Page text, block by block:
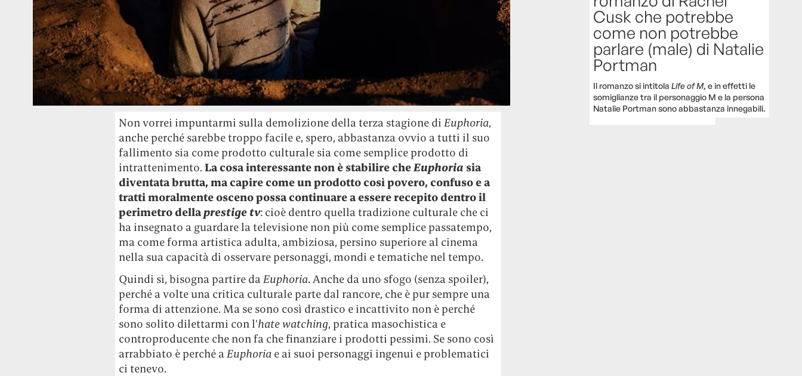
Non vorrei impuntarmi sulla demolizione della terza stagione diEuphoria,
anche perché sarebbe troppo facile e, spero, abbastanza ovvio a tutti il suo
fallimento sia come prodotto culturale sia come semplice prodotto di
intrattenimento.La cosa interessante non è stabilire cheEuphoria sia
diventata brutta, ma capire come un prodotto così povero, confuso e a
tratti moralmente osceno possa continuare a essere recepito dentro il
perimetro dellaprestige tv: cioè dentro quella tradizione culturale che ci
ha insegnato a guardare la televisione non più come semplice passatempo,
ma come forma artistica adulta, ambiziosa, persino superiore al cinema
nella sua capacità di osservare personaggi, mondi e tematiche nel tempo.
Quindi sì, bisogna partire daEuphoria. Anche da uno sfogo (senza spoiler),
perché a volte una critica culturale parte dal rancore, che è pur sempre una
forma di attenzione. Ma se sono così drastico e incattivito non è perché
sono solito dilettarmi con l’hate watching, pratica masochistica e
controproducente che non fa che finanziare i prodotti pessimi. Se sono così
arrabbiato è perché aEuphoria e ai suoi personaggi ingenui e problematici
ci tenevo.
Cusk che potrebbe
come non potrebbe
parlare (male) di Natalie
Portman
Il romanzo si intitolaLife of M, e in effetti le
somiglianze tra il personaggio M e la persona
Natalie Portman sono abbastanza innegabili.